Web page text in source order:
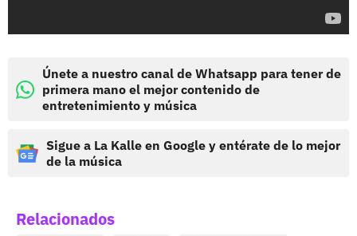
Únete a nuestro canal de Whatsapp para tener de
primera mano el mejor contenido de
entretenimiento y música
Sigue a La Kalle en Google y entérate de lo mejor
de la música
Relacionados